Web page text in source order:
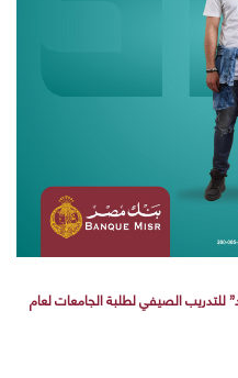
للتدريب الصيفي لطلبة الجامعات لعام